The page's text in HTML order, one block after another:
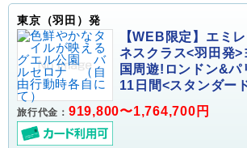
東京（羽田）発
【WEB限定】エミ
ネスクラス<羽田発>
国周遊!ロンドン&
11日間<スタンダー
旅行代金： 919,800〜1,764,700円